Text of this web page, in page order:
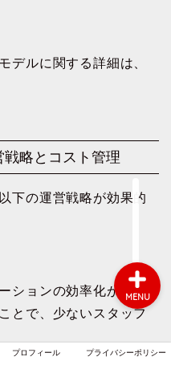
デルに関する詳細は、
略とコスト管理
下の運営戦略が効果的
ションの効率化が重要
とで、少ないスタッフ
プロフィール プライバシーポリシー
MENU
ホーム
プロフィール
シーポリシー